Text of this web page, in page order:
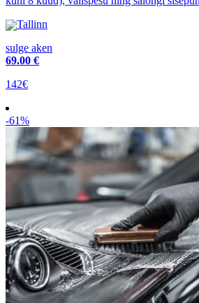
Tallinn
sulge aken
69.00 €
142€
-61%